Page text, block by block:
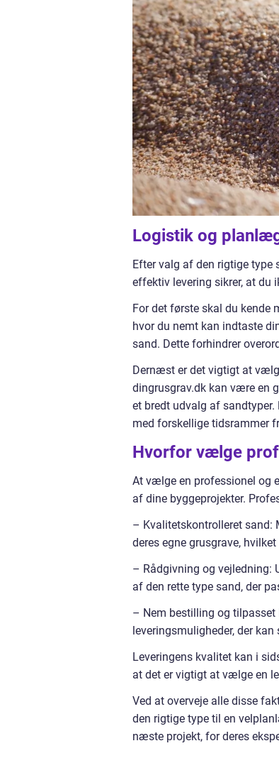
Logistik og
Efter valg af den rigtige
effektiv levering sikrer, at du
For det første skal du kende
hvor du nemt kan indtaste
sand. Dette forhindrer
Dernæst er det vigtigt at
dingrusgrav.dk kan være en
et bredt udvalg af
med forskellige tidsrammer
Hvorfor vælge
At vælge en professionel og
af dine byggeprojekter.
– Kvalitetskontrolleret sand:
deres egne grusgrave,
– Rådgivning og vejledning:
af den rette type sand, der
– Nem bestilling og tilpasset
leveringsmuligheder, der
Leveringens kvalitet kan i
at det er vigtigt at vælge en
Ved at overveje alle disse
den rigtige type til en
næste projekt, for deres